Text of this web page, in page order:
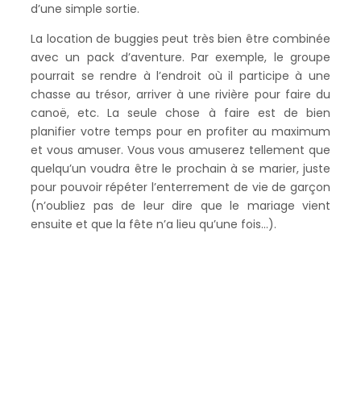
d’une simple sortie.
La location de buggies peut très bien être combinée
avec un pack d’aventure. Par exemple, le groupe
pourrait se rendre à l’endroit où il participe à une
chasse au trésor, arriver à une rivière pour faire du
canoë, etc. La seule chose à faire est de bien
planifier votre temps pour en profiter au maximum
et vous amuser. Vous vous amuserez tellement que
quelqu’un voudra être le prochain à se marier, juste
pour pouvoir répéter l’enterrement de vie de garçon
(n’oubliez pas de leur dire que le mariage vient
ensuite et que la fête n’a lieu qu’une fois…).